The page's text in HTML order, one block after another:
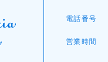
電話番号
営業時間